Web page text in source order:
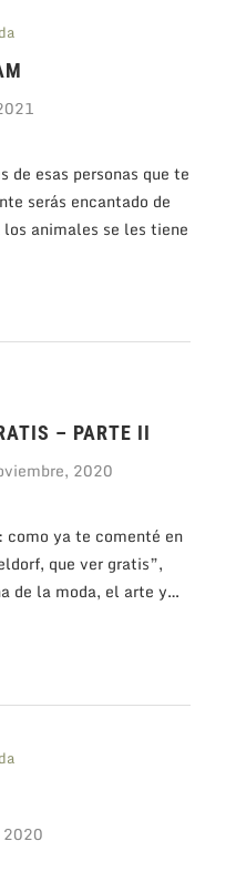
de esas personas que te
serás encantado de
los animales se les tiene
– PARTE II
2020
ya te comenté en
que ver gratis”,
de la moda, el arte y…